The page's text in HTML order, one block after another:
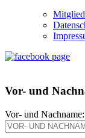
Vor- und
Vor- und Nachname: